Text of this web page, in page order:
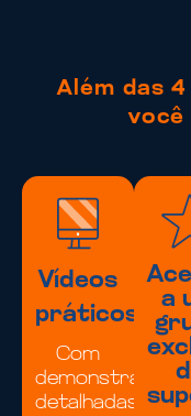
Além das
você
Vídeos
práticos
Com
demonstrações
detalhadas
a